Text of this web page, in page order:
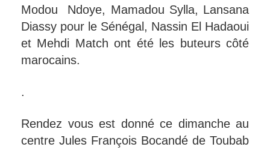
Modou Ndoye, Mamadou Sylla, Lansana
Diassy pour le Sénégal, Nassin El Hadaoui
et Mehdi Match ont été les buteurs côté
marocains.
.
Rendez vous est donné ce dimanche au
centre Jules François Bocandé de Toubab